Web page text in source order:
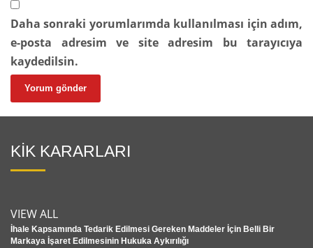
Daha sonraki yorumlarımda kullanılması için adım,
e-posta adresim ve site adresim bu tarayıcıya
kaydedilsin.
KİK KARARLARI
VIEW ALL
İhale Kapsamında Tedarik Edilmesi Gereken Maddeler İçin Belli Bir
Markaya İşaret Edilmesinin Hukuka Aykırılığı